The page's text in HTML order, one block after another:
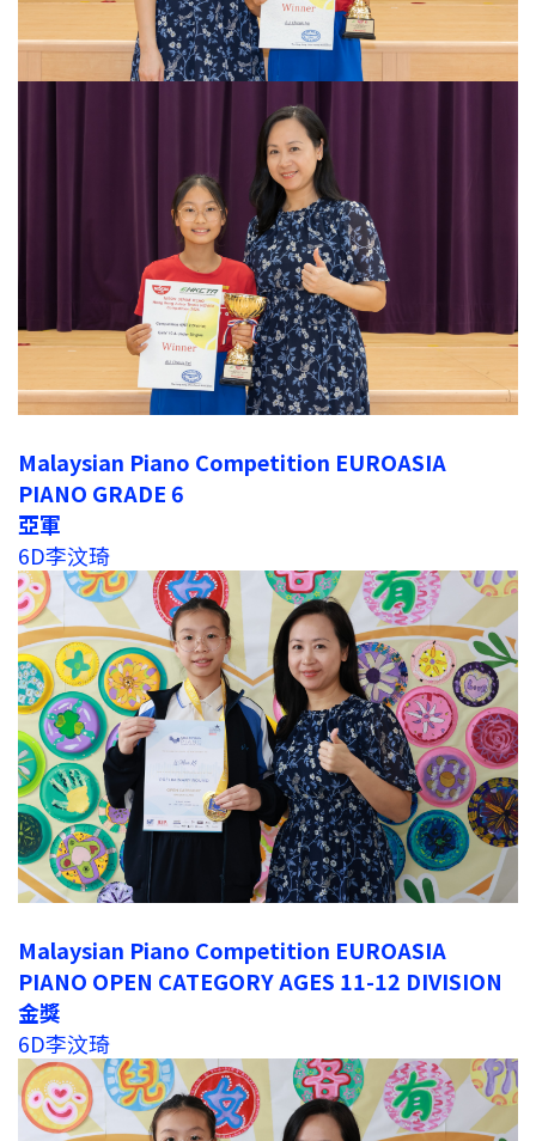
Malaysian Piano Competition EUROASIA
PIANO GRADE 6
亞軍
6D李汶琦
Malaysian Piano Competition EUROASIA
PIANO OPEN CATEGORY AGES 11-12 DIVISION
金獎
6D李汶琦